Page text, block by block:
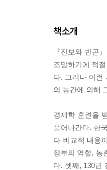
책소개
『진보와 빈곤
조망하기에 적
다. 그러나 이런
의 농간에 의해
경제학 훈련을
풀어나간다. 한
다 비교적 내용
정부의 역할, 농
다. 셋째, 130년